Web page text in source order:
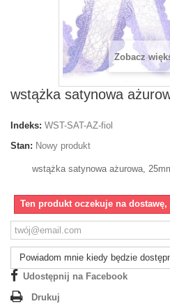
Zobacz
wstążka satynowa
Indeks: WST-SAT-AZ-fiol
Stan: Nowy produkt
wstążka satynowa ażurowa,
Ten produkt oczekuje na dostawę,
Powiadom mnie kiedy będzie
Udostępnij na Facebook
Drukuj